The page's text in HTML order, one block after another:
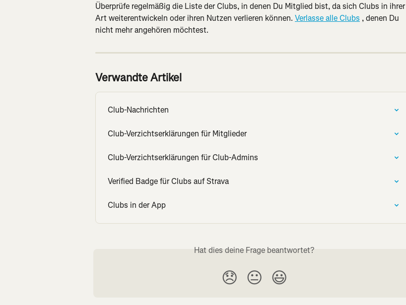
Überprüfe regelmäßig die Liste der Clubs, in denen Du Mitglied bist, da sich Clubs in ihrer
Art weiterentwickeln oder ihren Nutzen verlieren können. Verlasse alle Clubs , denen Du
nicht mehr angehören möchtest.
Verwandte Artikel
Club-Nachrichten
Club-Verzichtserklärungen für Mitglieder
Club-Verzichtserklärungen für Club-Admins
Verified Badge für Clubs auf Strava
Clubs in der App
Hat dies deine Frage beantwortet?
😞 😐 😃